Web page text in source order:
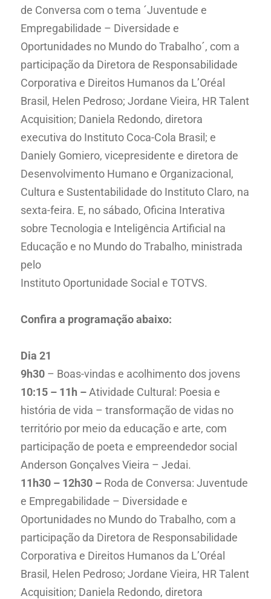
de Conversa com o tema ´Juventude e
Empregabilidade – Diversidade e
Oportunidades no Mundo do Trabalho´, com a
participação da Diretora de Responsabilidade
Corporativa e Direitos Humanos da L’Oréal
Brasil, Helen Pedroso; Jordane Vieira, HR Talent
Acquisition; Daniela Redondo, diretora
executiva do Instituto Coca-Cola Brasil; e
Daniely Gomiero, vicepresidente e diretora de
Desenvolvimento Humano e Organizacional,
Cultura e Sustentabilidade do Instituto Claro, na
sexta-feira. E, no sábado, Oficina Interativa
sobre Tecnologia e Inteligência Artificial na
Educação e no Mundo do Trabalho, ministrada
pelo
Instituto Oportunidade Social e TOTVS.
Confira a programação abaixo:
Dia 21
9h30 – Boas-vindas e acolhimento dos jovens
10:15 – 11h –Atividade Cultural: Poesia e
história de vida – transformação de vidas no
território por meio da educação e arte, com
participação de poeta e empreendedor social
Anderson Gonçalves Vieira – Jedai.
11h30 – 12h30 – Roda de Conversa: Juventude
e Empregabilidade – Diversidade e
Oportunidades no Mundo do Trabalho, com a
participação da Diretora de Responsabilidade
Corporativa e Direitos Humanos da L’Oréal
Brasil, Helen Pedroso; Jordane Vieira, HR Talent
Acquisition; Daniela Redondo, diretora